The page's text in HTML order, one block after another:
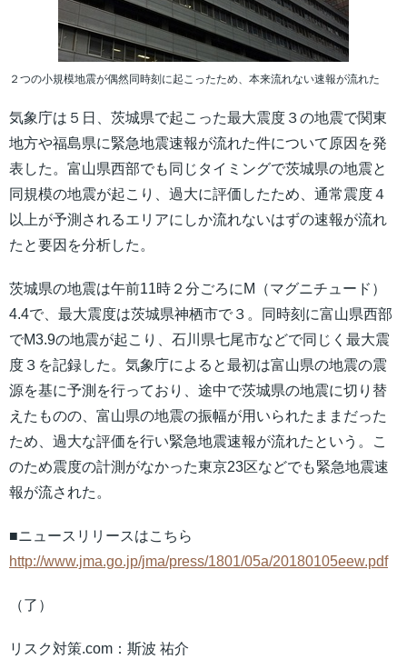
２つの小規模地震が偶然同時刻に起こったため、本来流れない速報が流れた
気象庁は５日、茨城県で起こった最大震度３の地震で関東
地方や福島県に緊急地震速報が流れた件について原因を発
表した。富山県西部でも同じタイミングで茨城県の地震と
同規模の地震が起こり、過大に評価したため、通常震度４
以上が予測されるエリアにしか流れないはずの速報が流れ
たと要因を分析した。
茨城県の地震は午前11時２分ごろにM（マグニチュード）
4.4で、最大震度は茨城県神栖市で３。同時刻に富山県西部
でM3.9の地震が起こり、石川県七尾市などで同じく最大震
度３を記録した。気象庁によると最初は富山県の地震の震
源を基に予測を行っており、途中で茨城県の地震に切り替
えたものの、富山県の地震の振幅が用いられたままだった
ため、過大な評価を行い緊急地震速報が流れたという。こ
のため震度の計測がなかった東京23区などでも緊急地震速
報が流された。
■ニュースリリースはこちら
http://www.jma.go.jp/jma/press/1801/05a/20180105eew.pdf
（了）
リスク対策.com：斯波 祐介